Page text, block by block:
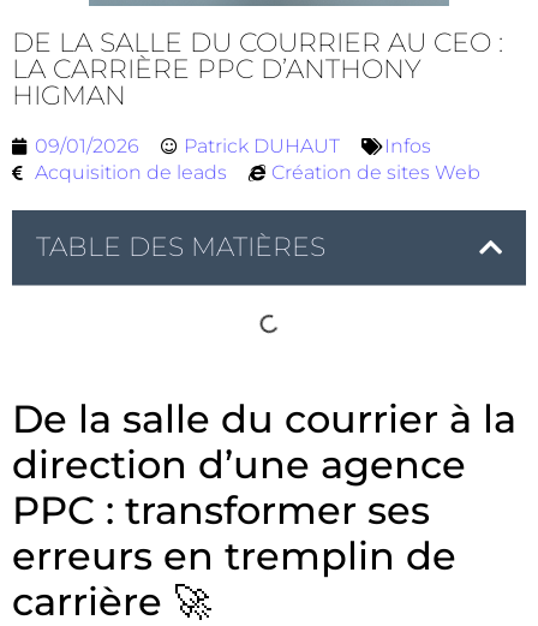
DE LA SALLE DU COURRIER AU CEO :
LA CARRIÈRE PPC D’ANTHONY
HIGMAN
09/01/2026 Patrick DUHAUT
Infos
Acquisition de leads
Création de sites Web
TABLE DES MATIÈRES
De la salle du courrier à la
direction d’une agence
PPC : transformer ses
erreurs en tremplin de
carrière 🚀